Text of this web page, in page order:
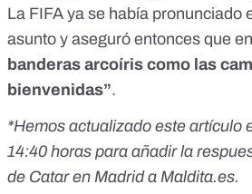
La FIFA ya se había pronunciado
asunto y aseguró entonces que
banderas arcoíris como las
bienvenidas”.
*Hemos actualizado este artículo
14:40 horas para añadir la
de Catar en Madrid a Maldita.es.